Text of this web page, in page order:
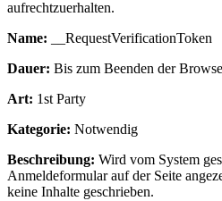
aufrechtzuerhalten.
Name: __RequestVerificationToken
Dauer: Bis zum Beenden der
Art: 1st Party
Kategorie: Notwendig
Beschreibung: Wird vom System
Anmeldeformular auf der Seite
keine Inhalte geschrieben.